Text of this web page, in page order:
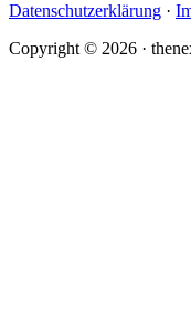
Datenschutzerklärung ·
Copyright © 2026 ·